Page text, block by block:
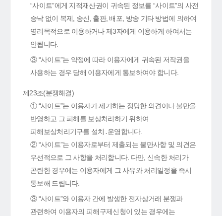
“사이트”에게 지적재산권이 귀속된 정보를 “사이트”의 사전
승낙 없이 복제, 송신, 출판, 배포, 방송 기타 방법에 의하여
영리목적으로 이용하거나 제3자에게 이용하게 하여서는
안됩니다.
③ “사이트”는 약정에 따라 이용자에게 귀속된 저작권을
사용하는 경우 당해 이용자에게 통보하여야 합니다.
제23조(분쟁해결)
① “사이트”는 이용자가 제기하는 정당한 의견이나 불만을
반영하고 그 피해를 보상처리하기 위하여
피해보상처리기구를 설치․운영합니다.
② “사이트”는 이용자로부터 제출되는 불만사항 및 의견은
우선적으로 그 사항을 처리합니다. 다만, 신속한 처리가
곤란한 경우에는 이용자에게 그 사유와 처리일정을 즉시
통보해 드립니다.
③ “사이트”와 이용자 간에 발생한 전자상거래 분쟁과
관련하여 이용자의 피해구제신청이 있는 경우에는